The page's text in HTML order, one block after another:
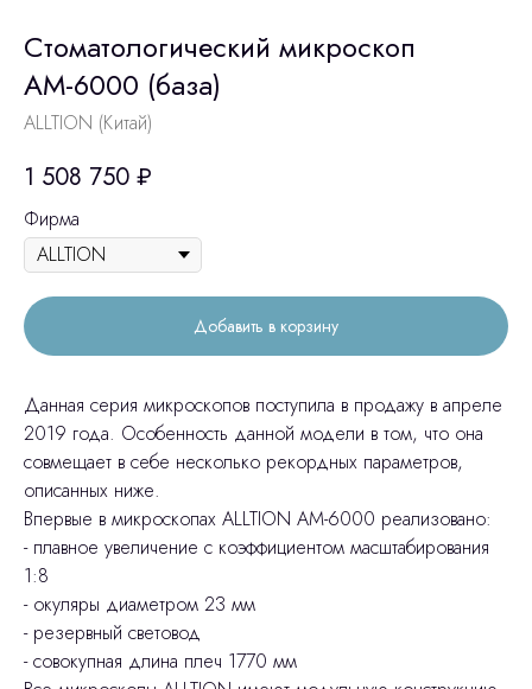
Стоматологический микроскоп
АМ-6000 (база)
ALLTION (Китай)
1 508 750 ₽
Фирма
Добавить в корзину
Данная серия микроскопов поступила в продажу в апреле
2019 года. Особенность данной модели в том, что она
совмещает в себе несколько рекордных параметров,
описанных ниже.
Впервые в микроскопах ALLTION AM-6000 реализовано:
- плавное увеличение с коэффициентом масштабирования
1:8
- окуляры диаметром 23 мм
- резервный световод
- совокупная длина плеч 1770 мм